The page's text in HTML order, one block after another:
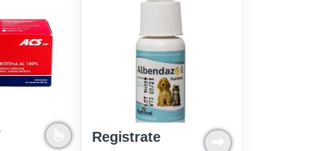
Registrate